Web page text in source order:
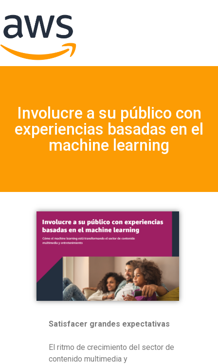
Involucre a su público con
experiencias basadas en el
machine learning
Satisfacer grandes expectativas
El ritmo de crecimiento del sector de
contenido multimedia y